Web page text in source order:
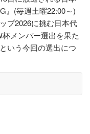
』(毎週土曜22:00～)
プ2026に挑む日本代
メンバー選出を果た
いう今回の選出につ